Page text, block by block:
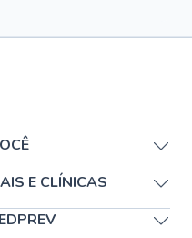
E CLÍNICAS